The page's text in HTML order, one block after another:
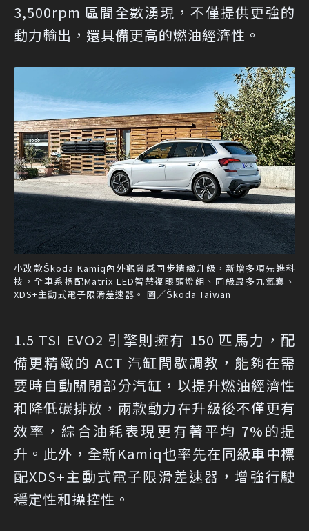
3,500rpm 區間全數湧現，不僅提供更強的
動力輸出，還具備更高的燃油經濟性。
小改款Škoda Kamiq內外觀質感同步精緻升級，新增多項先進科
技，全車系標配Matrix LED智慧複眼頭燈組、同級最多九氣囊、
XDS+主動式電子限滑差速器。 圖／Škoda Taiwan
1.5 TSI EVO2 引擎則擁有 150 匹馬力，配
備更精緻的 ACT 汽缸間歇調教，能夠在需
要時自動關閉部分汽缸，以提升燃油經濟性
和降低碳排放，兩款動力在升級後不僅更有
效率，綜合油耗表現更有著平均 7%的提
升。此外，全新Kamiq也率先在同級車中標
配XDS+主動式電子限滑差速器，增強行駛
穩定性和操控性。